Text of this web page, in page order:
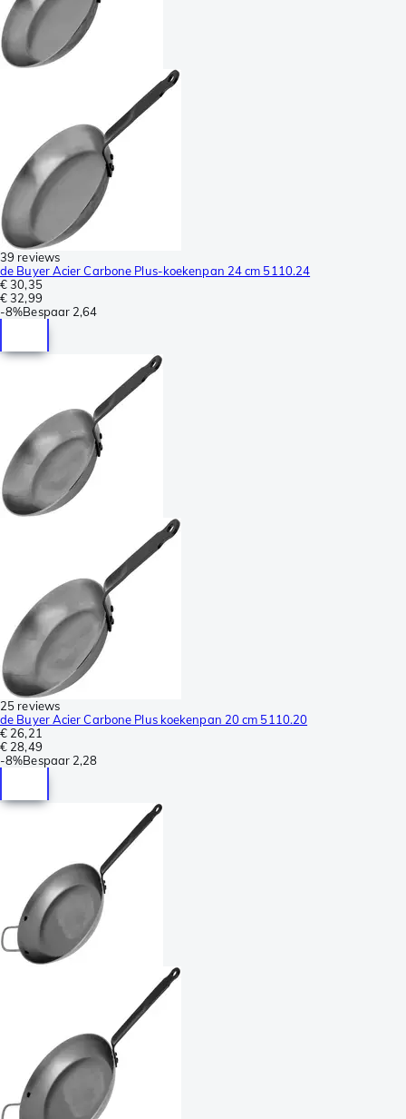
39 reviews
de Buyer Acier Carbone Plus-koekenpan 24 cm 5110.24
€ 30,35
€ 32,99
-8%Bespaar 2,64
25 reviews
de Buyer Acier Carbone Plus koekenpan 20 cm 5110.20
€ 26,21
€ 28,49
-8%Bespaar 2,28